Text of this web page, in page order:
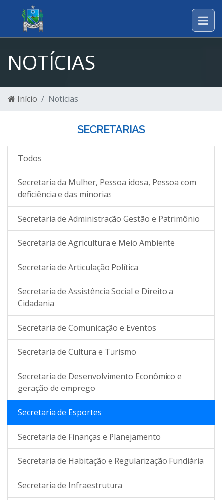
NOTÍCIAS
Início Notícias
SECRETARIAS
Todos
Secretaria da Mulher, Pessoa idosa, Pessoa com
deficiência e das minorias
Secretaria de Administração Gestão e Patrimônio
Secretaria de Agricultura e Meio Ambiente
Secretaria de Articulação Política
Secretaria de Assistência Social e Direito a
Cidadania
Secretaria de Comunicação e Eventos
Secretaria de Cultura e Turismo
Secretaria de Desenvolvimento Econômico e
geração de emprego
Secretaria de Esportes
Secretaria de Finanças e Planejamento
Secretaria de Habitação e Regularização Fundiária
Secretaria de Infraestrutura